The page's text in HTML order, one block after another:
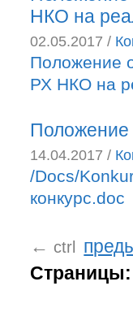
НКО на
02.05.2017 /
Положение
РХ НКО на
Положение
14.04.2017 /
/Docs/
конкурс.doc
← ctrl
Страницы: